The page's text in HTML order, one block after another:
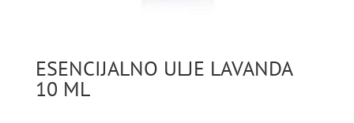
ESENCIJALNO ULJE LAVANDA
10 ML